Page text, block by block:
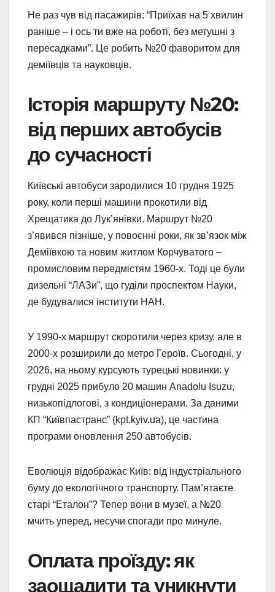
Не раз чув від пасажирів: “Приїхав на 5 хвилин
раніше – і ось ти вже на роботі, без метушні з
пересадками”. Це робить №20 фаворитом для
деміївців та науковців.
Історія маршруту №20:
від перших автобусів
до сучасності
Київські автобуси зародилися 10 грудня 1925
року, коли перші машини прокотили від
Хрещатика до Лук’янівки. Маршрут №20
з’явився пізніше, у повоєнні роки, як зв’язок між
Деміївкою та новим житлом Корчуватого –
промисловим передмістям 1960-х. Тоді це були
дизельні “ЛАЗи”, що гуділи проспектом Науки,
де будувалися інститути НАН.
У 1990-х маршрут скоротили через кризу, але в
2000-х розширили до метро Героїв. Сьогодні, у
2026, на ньому курсують турецькі новинки: у
грудні 2025 прибуло 20 машин Anadolu Isuzu,
низькопідлогові, з кондиціонерами. За даними
КП “Київпастранс” (kpt.kyiv.ua), це частина
програми оновлення 250 автобусів.
Еволюція відображає Київ: від індустріального
буму до екологічного транспорту. Пам’ятаєте
старі “Еталон”? Тепер вони в музеї, а №20
мчить уперед, несучи спогади про минуле.
Оплата проїзду: як
заощадити та уникнути